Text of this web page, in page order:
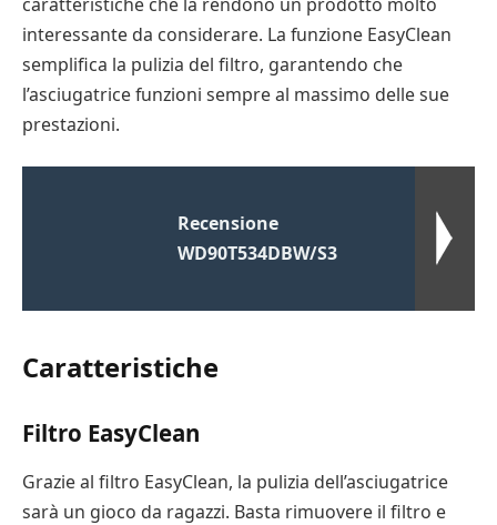
interessante da considerare. La funzione EasyClean
semplifica la pulizia del filtro, garantendo che
l’asciugatrice funzioni sempre al massimo delle sue
prestazioni.
Recensione
WD90T534DBW/S3
Caratteristiche
Filtro EasyClean
Grazie al filtro EasyClean, la pulizia dell’asciugatrice
sarà un gioco da ragazzi. Basta rimuovere il filtro e